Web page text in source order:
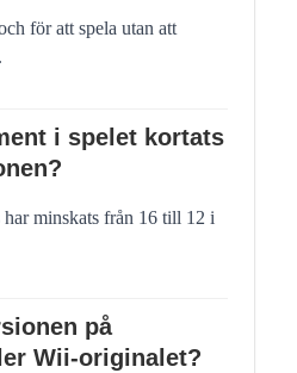
för att spela utan att
i spelet kortats
har minskats från 16 till 12 i
på
Wii-originalet?